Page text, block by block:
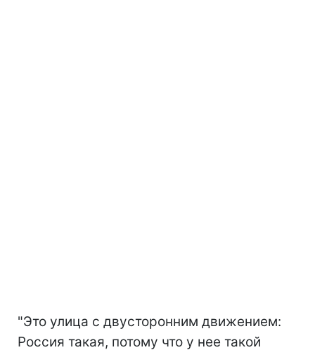
"Это улица с двусторонним движением:
Россия такая, потому что у нее такой